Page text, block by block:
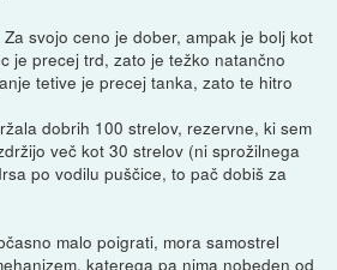
svojo ceno je dober, ampak je bolj kot
je precej trd, zato je težko natančno
tetive je precej tanka, zato te hitro
dobrih 100 strelov, rezervne, ki sem
več kot 30 strelov (ni sprožilnega
po vodilu puščice, to pač dobiš za
malo poigrati, mora samostrel
katerega pa nima nobeden od